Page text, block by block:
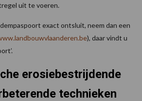
uit te voeren.
exact ontsluit, neem dan een
), daar vindt u
erosiebestrijdende
technieken